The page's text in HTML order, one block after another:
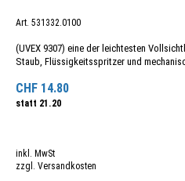
Art. 531332.0100
(UVEX 9307) eine der leichtesten
Staub, Flüssigkeitsspritzer und
CHF 14.80
statt 21.20
inkl. MwSt
zzgl. Versandkosten